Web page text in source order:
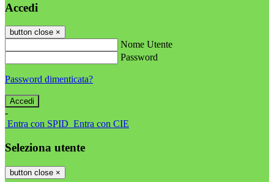
Accedi
button close ×
Nome Utente
Password
Password dimenticata?
-
Entra con SPID Entra con CIE
Seleziona utente
button close ×